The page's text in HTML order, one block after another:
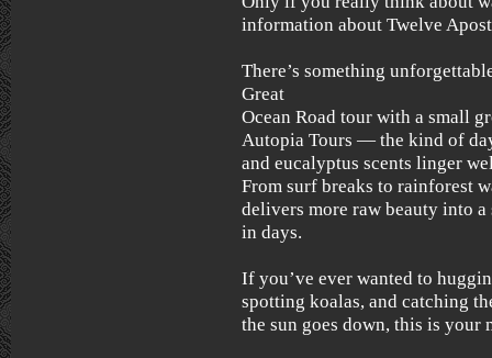
information about Twelve
There’s something
Great
Ocean Road tour with a small
Autopia Tours — the kind of
and eucalyptus scents linger
From surf breaks to rainforest
delivers more raw beauty into
in days.
If you’ve ever wanted to
spotting koalas, and catching
the sun goes down, this is your